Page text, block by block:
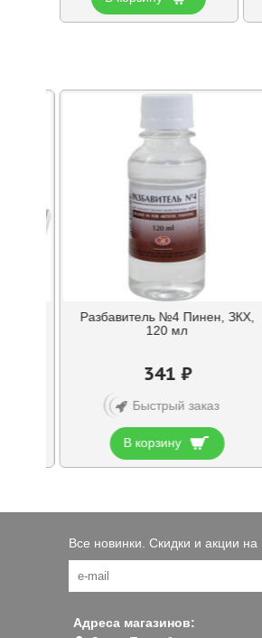
Разбавитель №4 Пинен, ЗКХ,
120 мл
341 ₽
Быстрый заказ
В корзину
Все новинки. Скидки и акции
Адреса магазинов: